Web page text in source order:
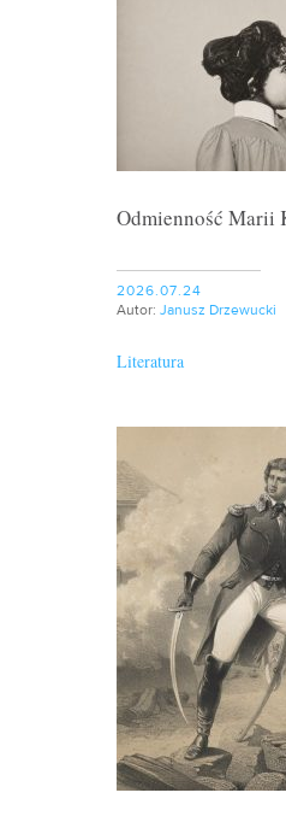
Odmienność Marii
2026.07.24
Autor: Janusz Drzewucki
Literatura